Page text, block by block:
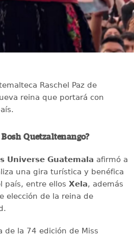
Raschel Paz de
reina que portará con
Quetzaltenango?
Universe Guatemala afirmó a
una gira turística y benéfica
país, entre ellos Xela, además
elección de la reina de
de la 74 edición de Miss